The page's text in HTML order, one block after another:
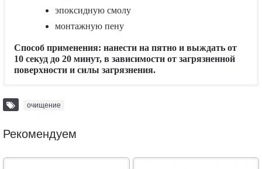
эпоксидную смолу
монтажную пену
Способ применения: нанести на пятно и выждать от
10 секуд до 20 минут, в зависимости от загрязненной
поверхности и силы загрязнения.
очищение
Рекомендуем